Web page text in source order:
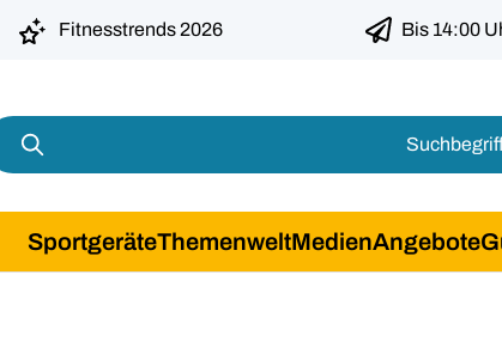
Fitnesstrends 2026 Bis 14:00
SportgeräteThemenweltMedienAngebote